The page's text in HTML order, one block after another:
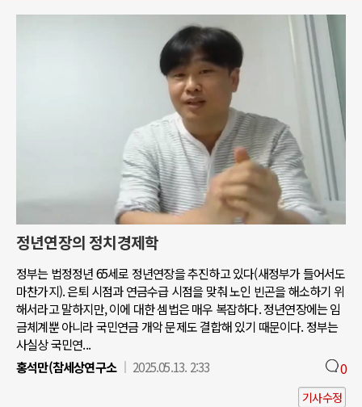
정년연장의 정치경제학
정부는 법정정년 65세로 정년연장을 추진하고 있다(새정부가 들어서도
마찬가지). 은퇴 시점과 연금수급 시점을 맞춰 노인 빈곤을 해소하기 위
해서라고 말하지만, 이에 대한 셈법은 매우 복잡하다. 정년연장에는 임
금체계뿐 아니라 국민연금 개악 문제도 결합해 있기 때문이다. 정부는
사실상 국민연...
홍석만(참세상연구소
2025.05.13. 2:33 0
기사수정